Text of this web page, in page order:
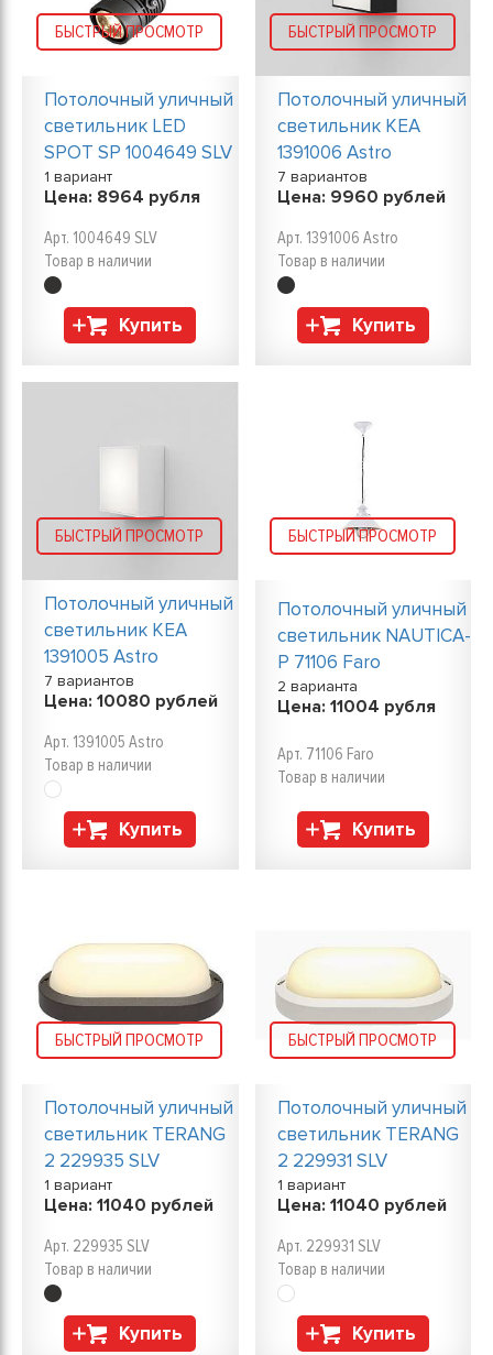
БЫСТРЫЙ ПРОСМОТР
Потолочный уличный
светильник LED
SPOT SP 1004649 SLV
1 вариант
Цена: 8964 рубля
Арт. 1004649 SLV
Товар в наличии
Купить
БЫСТРЫЙ ПРОСМОТР
Потолочный уличный
светильник KEA
1391006 Astro
7 вариантов
Цена: 9960 рублей
Арт. 1391006 Astro
Товар в наличии
Купить
БЫСТРЫЙ ПРОСМОТР
Потолочный уличный
светильник KEA
1391005 Astro
7 вариантов
Цена: 10080 рублей
Арт. 1391005 Astro
Товар в наличии
Купить
БЫСТРЫЙ ПРОСМОТР
Потолочный уличный
светильник NAUTICA-
P 71106 Faro
2 варианта
Цена: 11004 рубля
Арт. 71106 Faro
Товар в наличии
Купить
БЫСТРЫЙ ПРОСМОТР
Потолочный уличный
светильник TERANG
2 229935 SLV
1 вариант
Цена: 11040 рублей
Арт. 229935 SLV
Товар в наличии
Купить
БЫСТРЫЙ ПРОСМОТР
Потолочный уличный
светильник TERANG
2 229931 SLV
1 вариант
Цена: 11040 рублей
Арт. 229931 SLV
Товар в наличии
Купить